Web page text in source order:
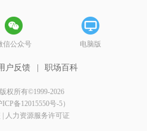
信公众号 电脑版
户反馈 职场百科
权所有©1999-2026
备12015550号-5）
人力资源服务许可证